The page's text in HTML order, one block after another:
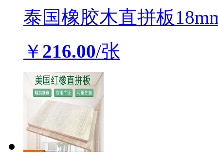
泰国橡胶木直拼板
￥ 216.00/张